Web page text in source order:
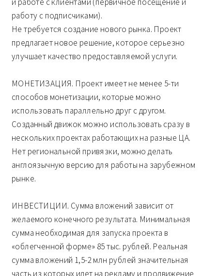
и работе с клиентами (первичное посещение и
работу с подписчиками).
Не требуется создание нового рынка. Проект
предлагает новое решение, которое серьезно
улучшает качество предоставляемой услуги.
МОНЕТИЗАЦИЯ. Проект имеет не менее 5-ти
способов монетизации, которые можно
использовать параллельно друг с другом.
Созданный движок можно использовать сразу в
нескольких проектах работающих на разные ЦА.
Нет региональной привязки, можно делать
англоязычную версию для работы на зарубежном
рынке.
ИНВЕСТИЦИИ. Сумма вложений зависит от
желаемого конечного результата. Минимальная
сумма необходимая для запуска проекта в
«облегченной форме» 85 тыс. рублей. Реальная
сумма вложений 1,5-2 млн рублей значительная
часть из которых идет на рекламу и продвижение